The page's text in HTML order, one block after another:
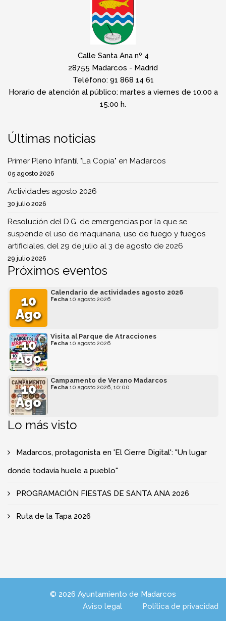
Calle Santa Ana nº 4
28755 Madarcos - Madrid
Teléfono: 91 868 14 61
Horario de atención al público: martes a viernes de 10:00 a
15:00 h.
Últimas noticias
Primer Pleno Infantil "La Copia" en Madarcos
05 agosto 2026
Actividades agosto 2026
30 julio 2026
Resolución del D.G. de emergencias por la que se
suspende el uso de maquinaria, uso de fuego y fuegos
artificiales, del 29 de julio al 3 de agosto de 2026
29 julio 2026
Próximos eventos
10
Ago
Calendario de actividades agosto 2026
Fecha 10 agosto 2026
10
Ago
Visita al Parque de Atracciones
Fecha 10 agosto 2026
10
Ago
Campamento de Verano Madarcos
Fecha 10 agosto 2026, 10:00
Lo más visto
Madarcos, protagonista en 'El Cierre Digital': "Un lugar
donde todavía huele a pueblo"
PROGRAMACIÓN FIESTAS DE SANTA ANA 2026
Ruta de la Tapa 2026
© 2026 Ayuntamiento de Madarcos
Aviso legal
Política de privacidad